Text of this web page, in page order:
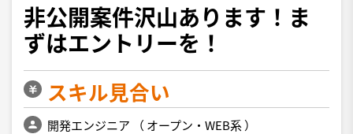
非公開案件沢山あります！ま
ずはエントリーを！
スキル見合い
開発エンジニア （ オープン・WEB系）